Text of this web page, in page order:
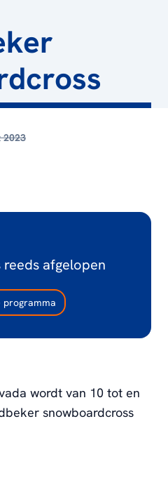
2023
afgelopen
programma
wordt van 10 tot en
snowboardcross